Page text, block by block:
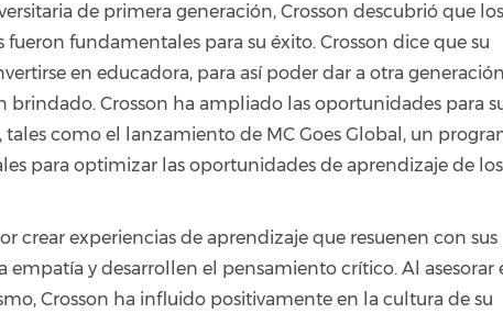
de primera generación, Crosson descubrió que los
fueron fundamentales para su éxito. Crosson dice que su
en educadora, para así poder dar a otra
brindado. Crosson ha ampliado las oportunidades para
tales como el lanzamiento de MC Goes Global, un
para optimizar las oportunidades de aprendizaje de los
crear experiencias de aprendizaje que resuenen con sus
y desarrollen el pensamiento crítico. Al asesorar
Crosson ha influido positivamente en la cultura de su